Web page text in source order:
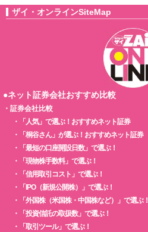
ザイ・オンラインSiteMap
●ネット証券会社おすすめ比較
・ 証券会社比較
・
「人気」で選ぶ！おすすめネット証券
・
「桐谷さん」が選ぶ！おすすめネット証券
・
「最短の口座開設日数」で選ぶ！
・
「現物株手数料」で選ぶ！
・
「信用取引コスト」で選ぶ！
・
「IPO（新規公開株）」で選ぶ！
・
「外国株（米国株・中国株など）」で選ぶ！
・
「投資信託の取扱数」で選ぶ！
・
「取引ツール」で選ぶ！